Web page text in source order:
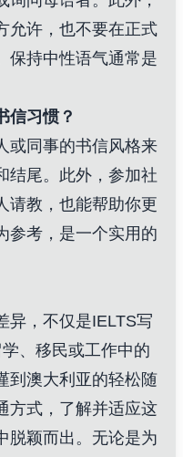
允许，也不要在正式
保持中性语气通常是
信习惯？
或同事的书信风格来
结尾。此外，参加社
请教，也能帮助你更
参考，是一个实用的
异，不仅是IELTS写
、移民或工作中的
到澳大利亚的轻松随
方式，了解并适应这
脱颖而出。无论是为